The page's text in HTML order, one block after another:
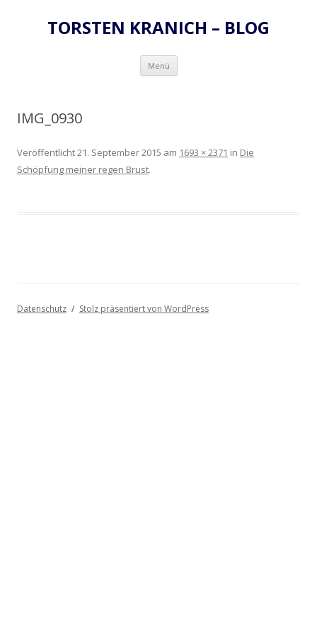
TORSTEN KRANICH – BLOG
Menü Zum
springen
IMG_0930
Veröffentlicht21. September 2015 am 1693 × 2371 in Die
Schöpfung meiner regen Brust.
Datenschutz Stolz präsentiert von WordPress